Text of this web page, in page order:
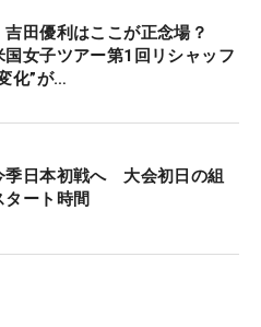
吉田優利はここが正念場？
国女子ツアー第1回リシャッフ
化”が…
季日本初戦へ 大会初日の組
ート時間